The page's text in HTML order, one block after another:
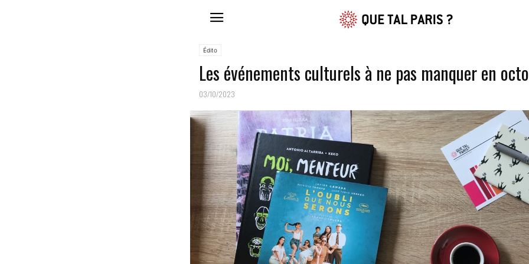
Édito
Les événements culturels à ne pas manquer en
03/10/2023